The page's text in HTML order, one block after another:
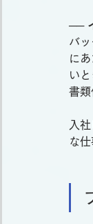
──
バ
に
い
書
入
な